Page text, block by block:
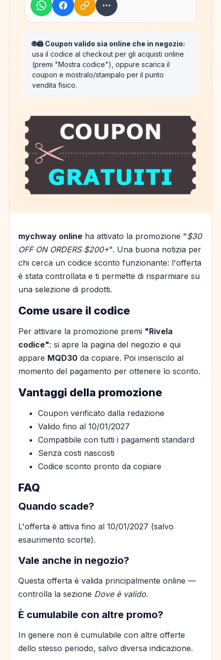
🌐🖨️ Coupon valido sia online che in negozio:
usa il codice al checkout per gli acquisti online
(premi "Mostra codice"), oppure scarica il
coupon e mostralo/stampalo per il punto
vendita fisico.
mychway online ha attivato la promozione "$30
OFF ON ORDERS $200+". Una buona notizia per
chi cerca un codice sconto funzionante: l'offerta
è stata controllata e ti permette di risparmiare su
una selezione di prodotti.
Come usare il codice
Per attivare la promozione premi "Rivela
codice": si apre la pagina del negozio e qui
appare MQD30 da copiare. Poi inseriscilo al
momento del pagamento per ottenere lo sconto.
Vantaggi della promozione
Coupon verificato dalla redazione
Valido fino al 10/01/2027
Compatibile con tutti i pagamenti standard
Senza costi nascosti
Codice sconto pronto da copiare
FAQ
Quando scade?
L'offerta è attiva fino al 10/01/2027 (salvo
esaurimento scorte).
Vale anche in negozio?
Questa offerta è valida principalmente online —
controlla la sezione Dove è valido.
È cumulabile con altre promo?
In genere non è cumulabile con altre offerte
dello stesso periodo, salvo diversa indicazione.